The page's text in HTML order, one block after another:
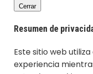
Cerrar
Resumen de
Este sitio web
experiencia